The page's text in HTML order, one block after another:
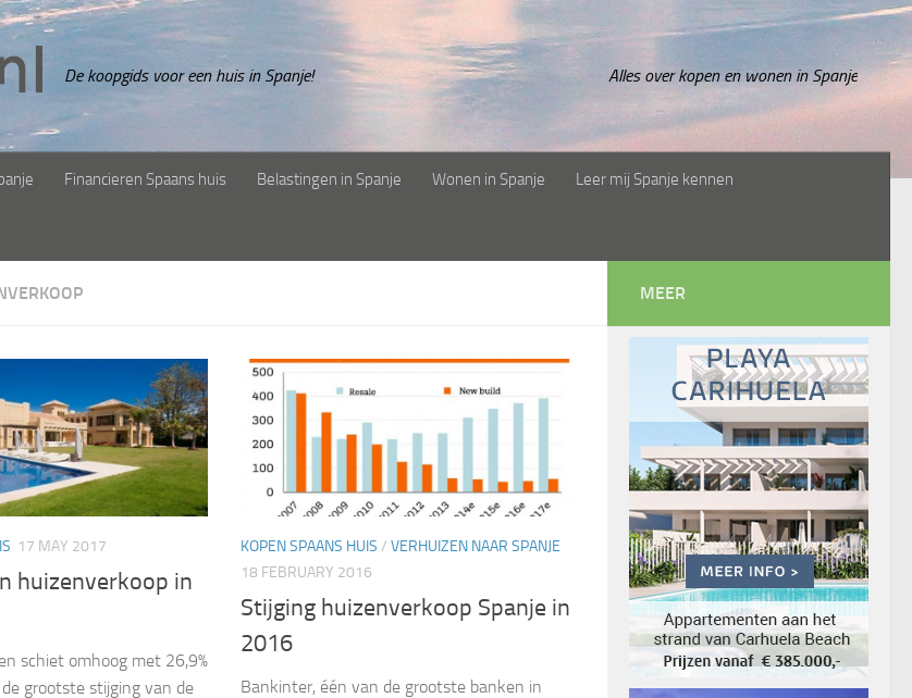
De koopgids voor een huis in Spanje! Alles over kopen en wonen in Spanje
Financieren Spaans huis Belastingen in Spanje Wonen in Spanje Leer mij Spanje kennen
17 MAY 2017
huizenverkoop in
schiet omhoog met 26,9%
grootste stijging van de
KOPEN SPAANS HUIS / VERHUIZEN NAAR SPANJE
18 FEBRUARY 2016
Stijging huizenverkoop Spanje in
2016
Bankinter, één van de grootste banken in
MEER